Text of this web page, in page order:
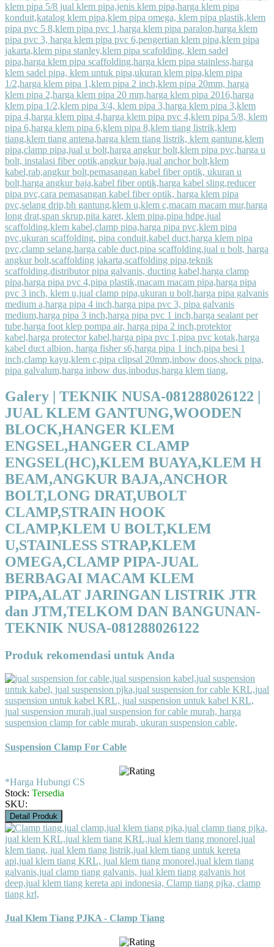
Galery | TEKNIK NUSA-081288026122 |
JUAL KLEM GANTUNG,WOODEN
BLOCK,HANGER KLEM
ENGSEL,HANGER CLAMP
ENGSEL(HC),KLEM BUAYA,KLEM H
BEAM,ANGKUR BAJA,ANCHOR
BOLT,LONG DRAT,UBOLT
CLAMP,STRAIN HOOK
CLAMP,KLEM U BOLT,KLEM
U,STAINLESS STRAP,KLEM
OMEGA,CLAMP PIPA-JUAL
BERBAGAI MACAM KLEM
PIPA,ALAT JARINGAN LISTRIK JTR
dan JTM,TELKOM DAN BANGUNAN-
TEKNIK NUSA-081288026122
Produk rekomendasi untuk Anda
Suspension Clamp For Cable
*Harga Hubungi CS
Stock: Tersedia
SKU:
Detail Produk
Jual Klem Tiang PJKA - Clamp Tiang